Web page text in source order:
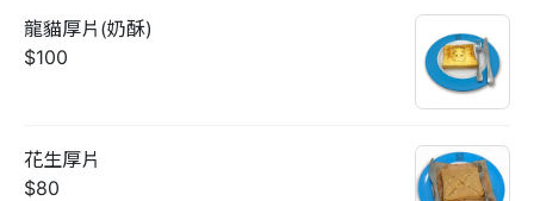
龍貓厚片(奶酥)
$100
花生厚片
$80